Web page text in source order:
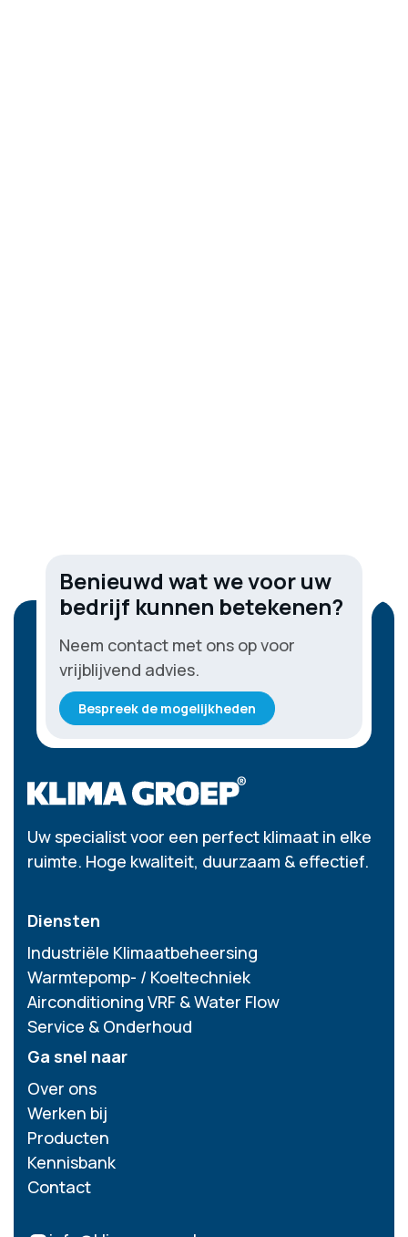
Benieuwd wat we voor uw
bedrijf kunnen betekenen?
Neem contact met ons op voor
vrijblijvend advies.
Bespreek de mogelijkheden
Uw specialist voor een perfect klimaat in elke
ruimte. Hoge kwaliteit, duurzaam & effectief.
Diensten
Industriële Klimaatbeheersing
Warmtepomp- / Koeltechniek
Airconditioning VRF & Water Flow
Service & Onderhoud
Ga snel naar
Over ons
Werken bij
Producten
Kennisbank
Contact